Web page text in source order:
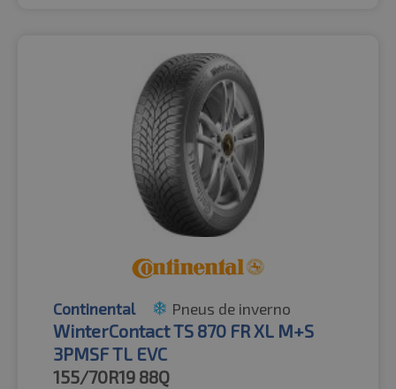
Continental Pneus de inverno
WinterContact TS 870 FR XL M+S
3PMSF TL EVC
155/70R19 88Q